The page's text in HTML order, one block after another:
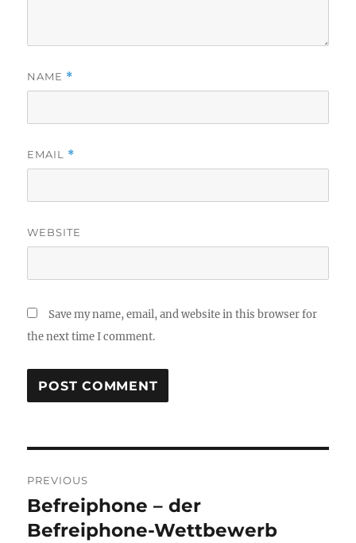
NAME *
EMAIL *
WEBSITE
Save my name, email, and website in this browser for
the next time I comment.
navigation
PREVIOUS
Previous
post:
Befreiphone – der
Befreiphone-Wettbewerb